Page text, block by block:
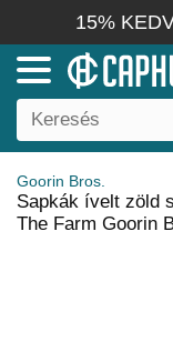
15%
Goorin Bros.
Sapkák ívelt zöld
The Farm Goorin